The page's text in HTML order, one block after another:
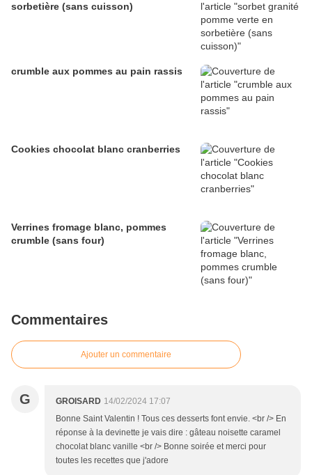
sorbetière (sans cuisson)
crumble aux pommes au pain rassis
Cookies chocolat blanc cranberries
Verrines fromage blanc, pommes
crumble (sans four)
Commentaires
Ajouter un commentaire
G GROISARD 14/02/2024 17:07
Bonne Saint Valentin ! Tous ces desserts font envie. <br /> En
réponse à la devinette je vais dire : gâteau noisette caramel
chocolat blanc vanille <br /> Bonne soirée et merci pour
toutes les recettes que j'adore